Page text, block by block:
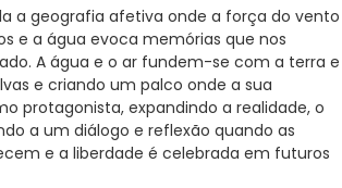
a geografia afetiva onde a força do vento
e a água evoca memórias que nos
A água e o ar fundem-se com a terra e
e criando um palco onde a sua
protagonista, expandindo a realidade, o
a um diálogo e reflexão quando as
e a liberdade é celebrada em futuros